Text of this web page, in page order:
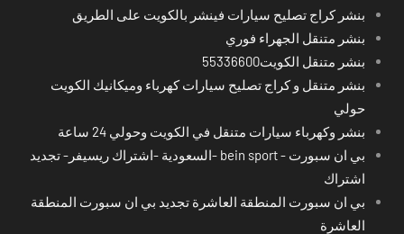
بنشر كراج تصليح سيارات فينشر بالكويت على الطريق
بنشر متنقل الجهراء فوري
بنشر متنقل الكويت55336600
بنشر متنقل و كراج تصليح سيارات كهرباء وميكانيك الكويت
حولي
بنشر وكهرباء سيارات متنقل في الكويت وحولي 24 ساعة
بي ان سبورت - bein sport -السعودية -اشتراك ريسيفر- تجديد
اشتراك
بي ان سبورت المنطقة العاشرة تجديد بي ان سبورت المنطقة
العاشرة